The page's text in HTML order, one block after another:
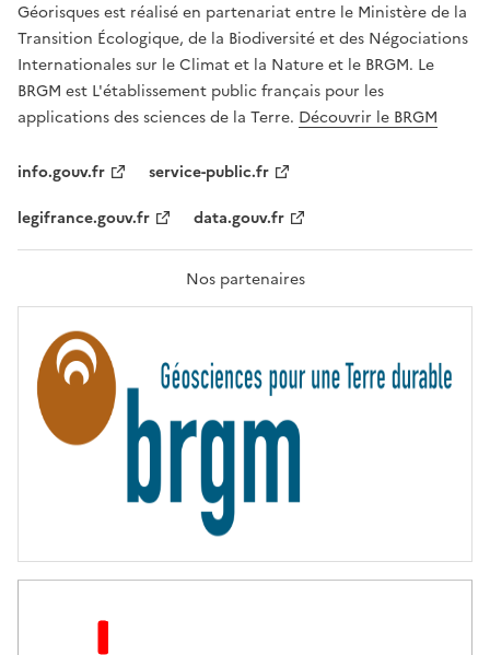
T
É
,
É
G
A
L
F
A
T
R
T
É
Géorisques est réalisé en partenariat entre le Ministère de la
Transition Écologique, de la Biodiversité et des Négociations
Internationales sur le Climat et la Nature et le BRGM. Le
BRGM est L'établissement public français pour les
applications des sciences de la Terre. Découvrir le BRGM
info.gouv.fr
service-public.fr
legifrance.gouv.fr
data.gouv.fr
Nos partenaires